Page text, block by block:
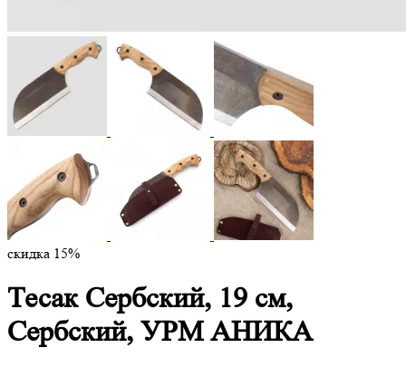
скидка 15%
Тесак Сербский, 19 см,
Сербский, УРМ АНИКА